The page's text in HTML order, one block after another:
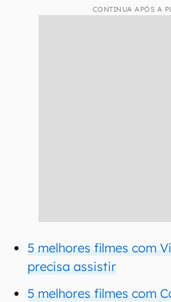
CONTINUA APÓS A
5 melhores filmes com
precisa assistir
5 melhores filmes com